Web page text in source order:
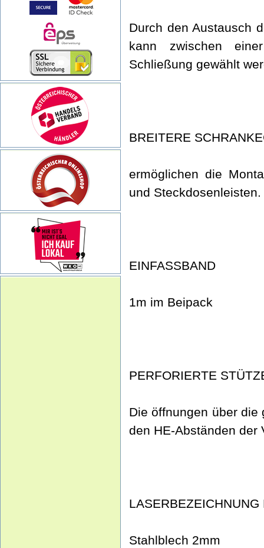
Durch den Austausch
kann zwischen
Schließung gewählt
BREITERE
ermöglichen die
und Steckdosenleisten.
EINFASSBAND
1m im Beipack
PERFORIERTE
Die öffnungen über die
den HE-Abständen der
Stahlblech 2mm